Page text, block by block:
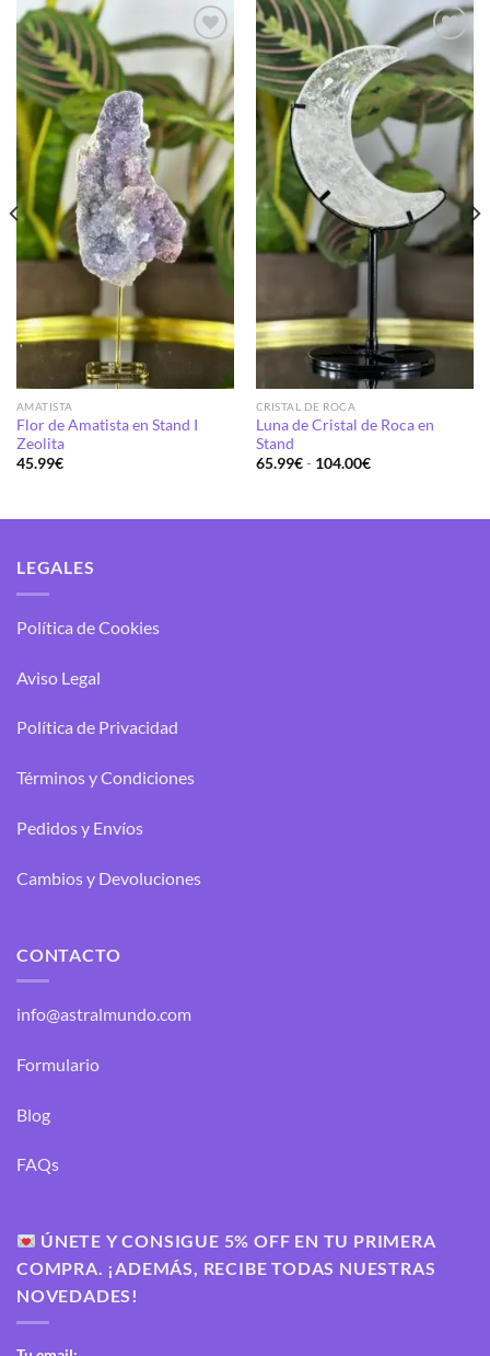
Añadir
lista de
deseos
AMATISTA
Flor de Amatista en Stand I
Zeolita
45.99€
Añadir
a la
lista de
deseos
CRISTAL DE ROCA
Luna de Cristal de Roca en
Stand
65.99€ - 104.00€Rango
65.99€
LEGALES
Política de Cookies
Aviso Legal
Política de Privacidad
Términos y Condiciones
Pedidos y Envíos
Cambios y Devoluciones
CONTACTO
info@astralmundo.com
Formulario
Blog
FAQs
ÚNETE Y CONSIGUE 5% OFF EN TU PRIMERA
COMPRA. ¡ADEMÁS, RECIBE TODAS NUESTRAS
NOVEDADES!